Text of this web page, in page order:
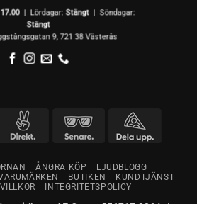
| Lördagar:Stängt | Söndagar:
Stängt
9, 721 38 Västerås
ÅNGRA KÖP
LJUDBLOGG
BUTIKEN
KUNDTJÄNST
INTEGRITETSPOLICY